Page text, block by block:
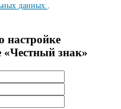
данных.
настройке
«Честный знак»